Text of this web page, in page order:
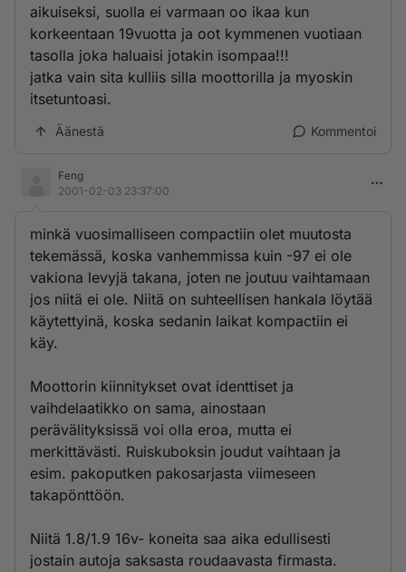
aikuiseksi, suolla ei varmaan oo ikaa kun
korkeentaan 19vuotta ja oot kymmenen vuotiaan
tasolla joka haluaisi jotakin isompaa!!!
jatka vain sita kulliis silla moottorilla ja myoskin
itsetuntoasi.
Äänestä Kommentoi
Feng
2001-02-03 23:37:00
minkä vuosimalliseen compactiin olet muutosta
tekemässä, koska vanhemmissa kuin -97 ei ole
vakiona levyjä takana, joten ne joutuu vaihtamaan
jos niitä ei ole. Niitä on suhteellisen hankala löytää
käytettyinä, koska sedanin laikat kompactiin ei
käy.
Moottorin kiinnitykset ovat identtiset ja
vaihdelaatikko on sama, ainostaan
perävälityksissä voi olla eroa, mutta ei
merkittävästi. Ruiskuboksin joudut vaihtaan ja
esim. pakoputken pakosarjasta viimeseen
takapönttöön.
Niitä 1.8/1.9 16v- koneita saa aika edullisesti
jostain autoja saksasta roudaavasta firmasta.